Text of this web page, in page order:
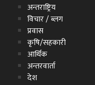
अन्तराष्ट्रिय
विचार / ब्लग
प्रवास
कृषि/सहकारी
आर्थिक
अन्तरवार्ता
देश